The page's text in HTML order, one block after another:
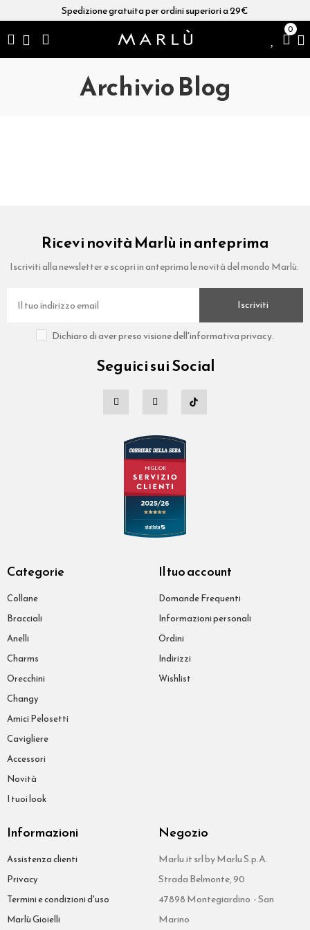
Spedizione gratuita per ordini superiori a 29€
0
Archivio Blog
Ricevi novità Marlù in anteprima
Iscriviti alla newsletter e scopri in anteprima le novità del mondo Marlù.
Iscriviti
Dichiaro di aver preso visione dell'informativa privacy.
Seguici sui Social
Categorie
Collane
Bracciali
Anelli
Charms
Orecchini
Changy
Amici Pelosetti
Cavigliere
Accessori
Novità
I tuoi look
Il tuo account
Domande Frequenti
Informazioni personali
Ordini
Indirizzi
Wishlist
Informazioni
Assistenza clienti
Privacy
Termini e condizioni d'uso
Marlù Gioielli
Negozio
Marlu.it srl by Marlu S.p.A.
Strada Belmonte, 90
47898 Montegiardino - San
Marino